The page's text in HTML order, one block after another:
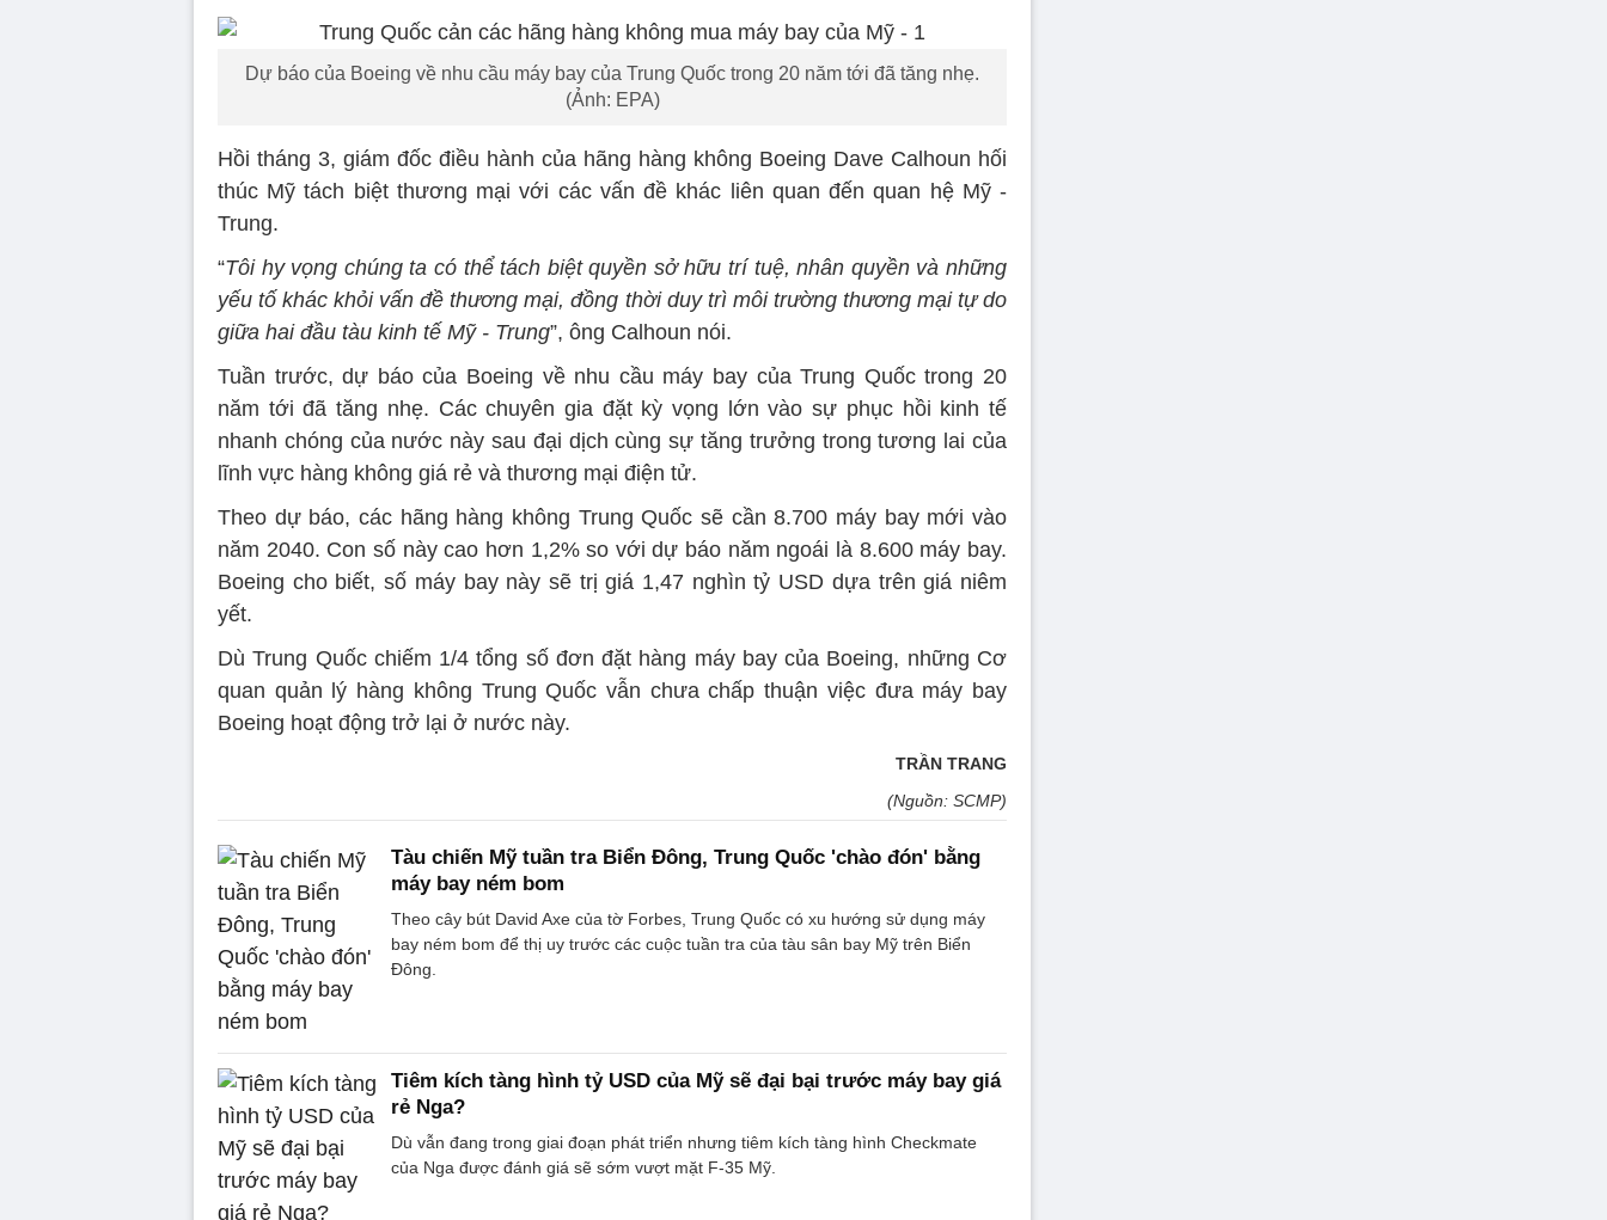
Dự báo của Boeing về nhu cầu máy bay của Trung Quốc trong 20 năm tới đã tăng nhẹ.
(Ảnh: EPA)
Hồi tháng 3, giám đốc điều hành của hãng hàng không Boeing Dave Calhoun hối
thúc Mỹ tách biệt thương mại với các vấn đề khác liên quan đến quan hệ Mỹ -
Trung.
“Tôi hy vọng chúng ta có thể tách biệt quyền sở hữu trí tuệ, nhân quyền và những
yếu tố khác khỏi vấn đề thương mại, đồng thời duy trì môi trường thương mại tự do
giữa hai đầu tàu kinh tế Mỹ - Trung”, ông Calhoun nói.
Tuần trước, dự báo của Boeing về nhu cầu máy bay của Trung Quốc trong 20
năm tới đã tăng nhẹ. Các chuyên gia đặt kỳ vọng lớn vào sự phục hồi kinh tế
nhanh chóng của nước này sau đại dịch cùng sự tăng trưởng trong tương lai của
lĩnh vực hàng không giá rẻ và thương mại điện tử.
Theo dự báo, các hãng hàng không Trung Quốc sẽ cần 8.700 máy bay mới vào
năm 2040. Con số này cao hơn 1,2% so với dự báo năm ngoái là 8.600 máy bay.
Boeing cho biết, số máy bay này sẽ trị giá 1,47 nghìn tỷ USD dựa trên giá niêm
yết.
Dù Trung Quốc chiếm 1/4 tổng số đơn đặt hàng máy bay của Boeing, những Cơ
quan quản lý hàng không Trung Quốc vẫn chưa chấp thuận việc đưa máy bay
Boeing hoạt động trở lại ở nước này.
TRẦN TRANG
(Nguồn: SCMP)
Tàu chiến Mỹ tuần tra Biển Đông, Trung Quốc 'chào đón' bằng
máy bay ném bom
Theo cây bút David Axe của tờ Forbes, Trung Quốc có xu hướng sử dụng máy
bay ném bom để thị uy trước các cuộc tuần tra của tàu sân bay Mỹ trên Biển
Đông.
Tiêm kích tàng hình tỷ USD của Mỹ sẽ đại bại trước máy bay giá
rẻ Nga?
Dù vẫn đang trong giai đoạn phát triển nhưng tiêm kích tàng hình Checkmate
của Nga được đánh giá sẽ sớm vượt mặt F-35 Mỹ.